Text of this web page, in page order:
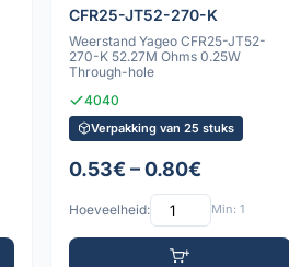
CFR25-JT52-270-K
Weerstand Yageo CFR25-JT52-
270-K 52.27M Ohms 0.25W
Through-hole
4040
Verpakking van 25 stuks
0.53€ – 0.80€
Hoeveelheid: Min: 1